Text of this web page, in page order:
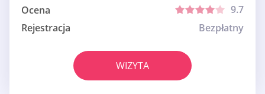
Ocena
9.7
Rejestracja
Bezpłatny
WIZYTA